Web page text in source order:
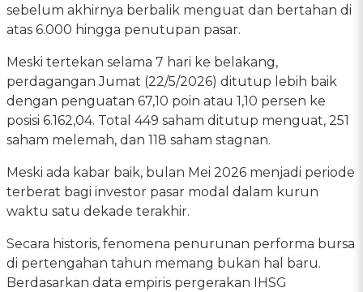
sebelum akhirnya berbalik menguat dan bertahan di
atas 6.000 hingga penutupan pasar.
Meski tertekan selama 7 hari ke belakang,
perdagangan Jumat (22/5/2026) ditutup lebih baik
dengan penguatan 67,10 poin atau 1,10 persen ke
posisi 6.162,04. Total 449 saham ditutup menguat, 251
saham melemah, dan 118 saham stagnan.
Meski ada kabar baik, bulan Mei 2026 menjadi periode
terberat bagi investor pasar modal dalam kurun
waktu satu dekade terakhir.
Secara historis, fenomena penurunan performa bursa
di pertengahan tahun memang bukan hal baru.
Berdasarkan data empiris pergerakan IHSG